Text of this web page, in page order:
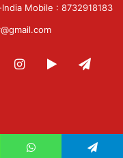
Mobile : 8732918183
Instagram
Google